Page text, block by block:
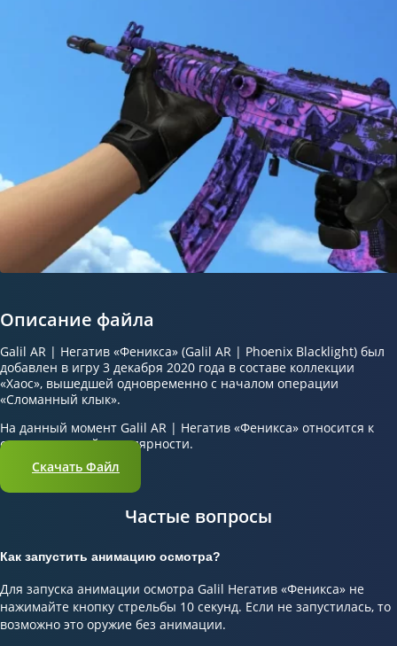
Описание файла
Galil AR | Негатив «Феникса» (Galil AR | Phoenix Blacklight) был
добавлен в игру 3 декабря 2020 года в составе коллекции
«Хаос», вышедшей одновременно с началом операции
«Сломанный клык».
На данный момент Galil AR | Негатив «Феникса» относится к
скинам средней популярности.
Скачать Файл
Частые вопросы
Как запустить анимацию осмотра?
Для запуска анимации осмотра Galil Негатив «Феникса» не
нажимайте кнопку стрельбы 10 секунд. Если не запустилась, то
возможно это оружие без анимации.